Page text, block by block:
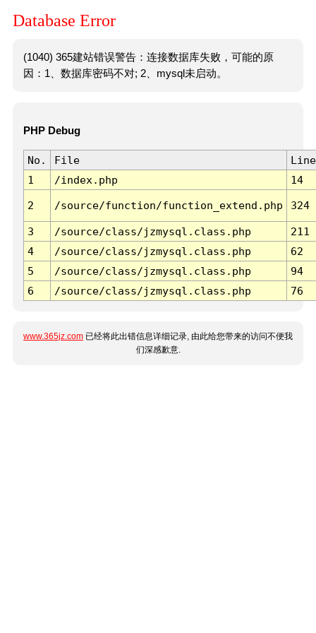
Database Error
(1040) 365建站错误警告：连接数据库失败，可能的原
因：1、数据库密码不对; 2、mysql未启动。
PHP Debug
No. File
Line
1
/index.php 14
2 /source/function/function_extend.php 324
3 /source/class/jzmysql.class.php
211
4
/source/class/jzmysql.class.php
62
5
/source/class/jzmysql.class.php
94
6
/source/class/jzmysql.class.php 76
www.365jz.com 已经将此出错信息详细记录, 由此给您带来的访问不便我
们深感歉意.